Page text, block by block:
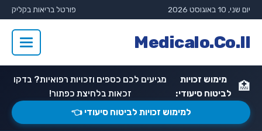
יום שני, 10 באוגוסט 2026 פורטל בריאות בקליק
Medicalo.Co.Il
🏥
מימוש זכויות
לביטוח סיעודי:
מגיעים לכם כספים וזכויות רפואיות? בדקו
זכאות בלחיצת כפתור!
למימוש זכויות לביטוח סיעודי 👈